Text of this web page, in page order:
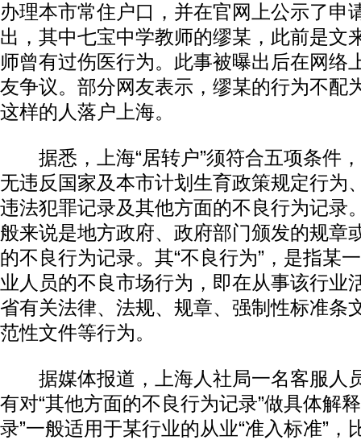
办理本市常住户口，并在官网上公示了申
出，其中七宝中学教师的缪某，此前是文
师曾有过伤医行为。此事被曝出后在网络
友争议。部分网友表示，缪某的行为不配
这样的人落户上海。
据悉，上海“居转户”须符合五项条件
无违反国家及本市计划生育政策规定行为
违法犯罪记录及其他方面的不良行为记录
般来说是地方政府、政府部门颁发的规章
的不良行为记录。其“不良行为”，是指某
业人员的不良市场行为，即在从事该行业
省有关法律、法规、规章、强制性标准条
范性文件等行为。
据媒体报道，上海人社局一名客服人
有对“其他方面的不良行为记录”做具体解
录”一般适用于某行业的从业“准入标准”，